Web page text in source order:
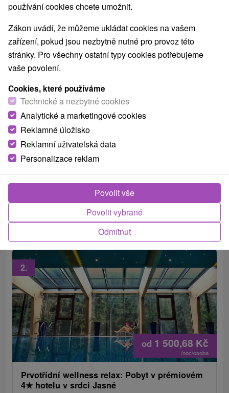
1.
Bystrina Relax & Enjoy: Celoroční pobyt pod
Chopkem v Demänovské dolině
Hotel Bystrina★★
Od 1 Noci
Snídaně
Pobyt s bufetovou snídaní, wellness balíčky,
romantickými pobyty a možností relaxovat ve
vířivce, sauně či minifitness.
od 1 500,68 Kč
/noc/osoba
2.
Prvotřídní wellness relax: Pobyt v prémiovém
4★ hotelu v srdci Jasné
používání cookies chcete umožnit.
Zákon uvádí, že můžeme ukládat cookies na vašem
zařízení, pokud jsou nezbytně nutné pro provoz této
stránky. Pro všechny ostatní typy cookies potřebujeme
vaše povolení.
Cookies, které používáme
Technické a nezbytné cookies
Analytické a marketingové cookies
Reklamné úložisko
Reklamní uživatelská data
Personalizace reklam
Odmítnut
Povolit vybrané
Povolit vše